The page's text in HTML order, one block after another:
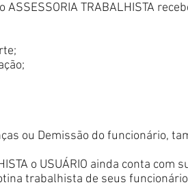
ASSESSORIA TRABALHISTA
ou Demissão do funcionário,
o USUÁRIO ainda conta
trabalhista de seus